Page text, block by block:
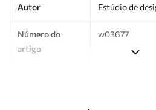
Autor Estúdio de
Número do
artigo
w03677